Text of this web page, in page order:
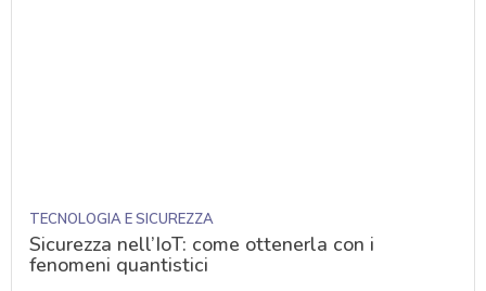
TECNOLOGIA E SICUREZZA
Sicurezza nell’IoT: come ottenerla con i
fenomeni quantistici